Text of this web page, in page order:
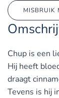
MISBRUIK
Chup is een
Hij heeft
draagt
Tevens is hij